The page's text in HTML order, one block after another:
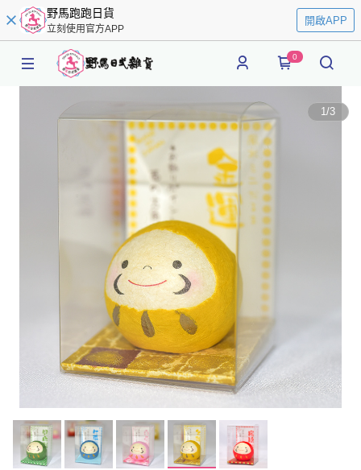
野馬跑跑日貨
立刻使用官方APP
開啟APP
0
1/3